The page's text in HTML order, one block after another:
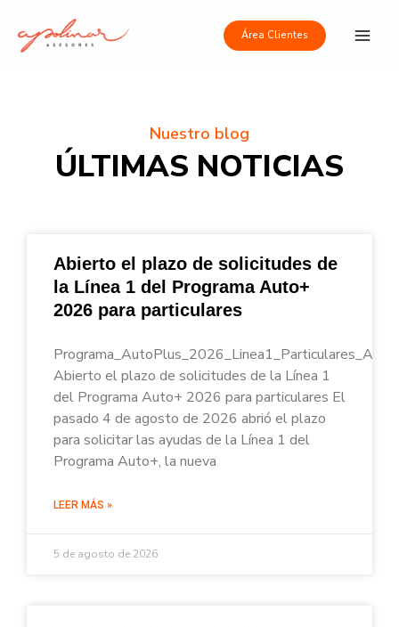
contenido
Área Clientes
Nuestro blog
ÚLTIMAS NOTICIAS
Abierto el plazo de solicitudes de
la Línea 1 del Programa Auto+
2026 para particulares
Abierto el plazo de solicitudes de la Línea 1
del Programa Auto+ 2026 para particulares El
pasado 4 de agosto de 2026 abrió el plazo
para solicitar las ayudas de la Línea 1 del
Programa Auto+, la nueva
LEER MÁS »
5 de agosto de 2026